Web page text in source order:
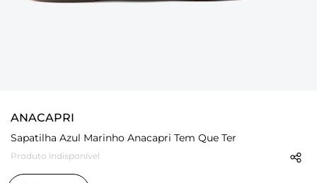
ANACAPRI
Sapatilha Azul Marinho Anacapri Tem Que Ter
Produto indisponível